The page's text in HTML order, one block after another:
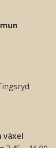
växel